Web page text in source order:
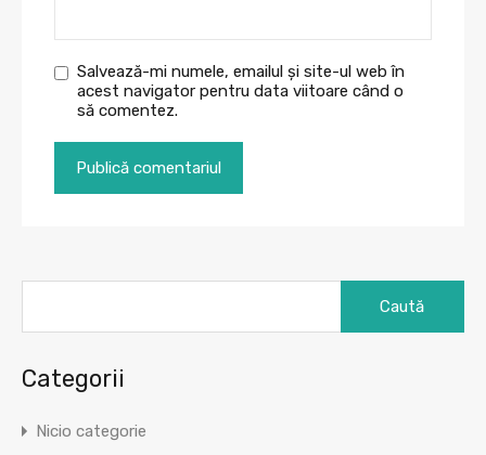
Salvează-mi numele, emailul și site-ul web în
acest navigator pentru data viitoare când o
să comentez.
Categorii
Nicio categorie